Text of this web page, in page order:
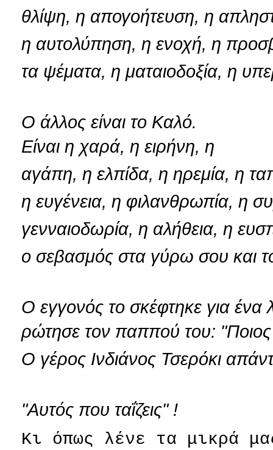
θλίψη, η απογοήτευση, η
η αυτολύπηση, η ενοχή, η
τα ψέματα, η ματαιοδοξία, η
Ο άλλος είναι το Καλό.
Είναι η χαρά, η ειρήνη, η
αγάπη, η ελπίδα, η ηρεμία, η
η ευγένεια, η φιλανθρωπία, η
γενναιοδωρία, η αλήθεια, η
ο σεβασμός στα γύρω σου και
Ο εγγονός το σκέφτηκε για ένα
ρώτησε τον παππού του: "Ποιος
Ο γέρος Ινδιάνος Τσερόκι
"Αυτός που ταΐζεις" !
Κι όπως λένε τα μικρά